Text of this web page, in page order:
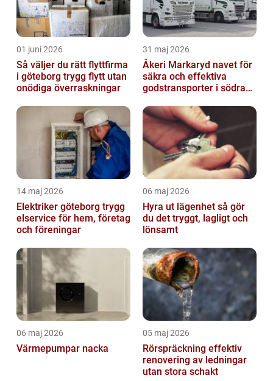
01 juni 2026
Så väljer du rätt flyttfirma
i göteborg trygg flytt utan
onödiga överraskningar
31 maj 2026
Åkeri Markaryd navet för
säkra och effektiva
godstransporter i södra
14 maj 2026
Elektriker göteborg trygg
elservice för hem, företag
och föreningar
06 maj 2026
Hyra ut lägenhet så gör
du det tryggt, lagligt och
lönsamt
06 maj 2026
Värmepumpar nacka
05 maj 2026
Rörspräckning effektiv
renovering av ledningar
utan stora schakt